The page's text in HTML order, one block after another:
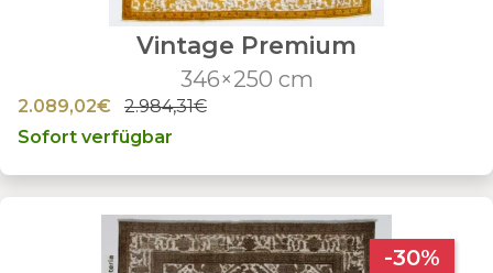
Vintage Premium
346×250 cm
2.089,02€
2.984,31€
Sofort verfügbar
-30%